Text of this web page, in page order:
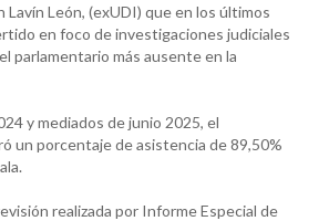
Lavín León, (exUDI) que en los últimos
en foco de investigaciones judiciales
parlamentario más ausente en la
y mediados de junio 2025, el
un porcentaje de asistencia de 89,50%
realizada por Informe Especial de